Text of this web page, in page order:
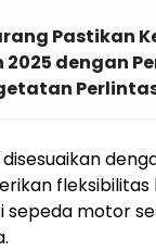
Pastikan
2025 dengan
sepeda motor